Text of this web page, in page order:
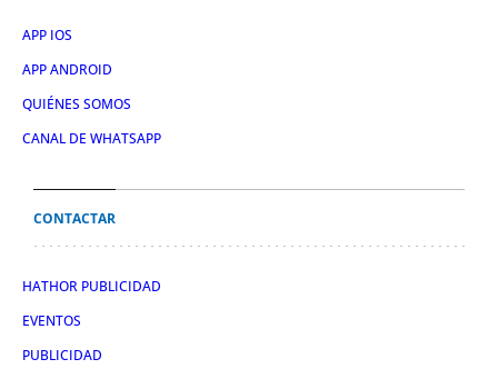
APP IOS
APP ANDROID
QUIÉNES SOMOS
CANAL DE WHATSAPP
CONTACTAR
HATHOR PUBLICIDAD
EVENTOS
PUBLICIDAD